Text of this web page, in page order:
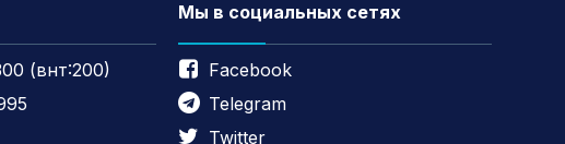
(внт:200)
Мы в социальных сетях
Facebook
Telegram
Twitter